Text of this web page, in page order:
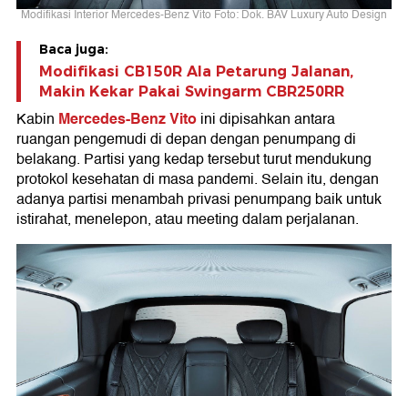
Modifikasi Interior Mercedes-Benz Vito Foto: Dok. BAV Luxury Auto Design
Baca juga:
Modifikasi CB150R Ala Petarung Jalanan,
Makin Kekar Pakai Swingarm CBR250RR
Kabin Mercedes-Benz Vitoini dipisahkan antara
ruangan pengemudi di depan dengan penumpang di
belakang. Partisi yang kedap tersebut turut mendukung
protokol kesehatan di masa pandemi. Selain itu, dengan
adanya partisi menambah privasi penumpang baik untuk
istirahat, menelepon, atau meeting dalam perjalanan.